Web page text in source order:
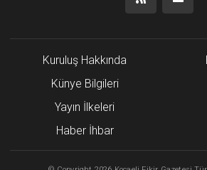
Kuruluş Hakkında
Künye Bilgileri
Yayın İlkeleri
Haber İhbar